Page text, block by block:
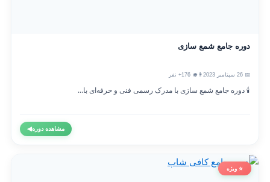
دوره جامع شمع سازی
👨‍🎓 176+ نفر
🕯️ دوره جامع شمع سازی با مدرک رسمی فنی و حرفه‌ای با...
مشاهده دوره◀
⭐ ویژه